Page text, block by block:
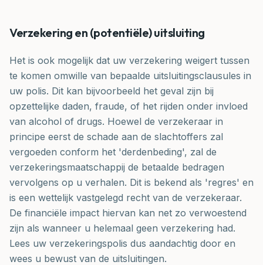
Verzekering en (potentiële) uitsluiting
Het is ook mogelijk dat uw verzekering weigert tussen
te komen omwille van bepaalde uitsluitingsclausules in
uw polis. Dit kan bijvoorbeeld het geval zijn bij
opzettelijke daden, fraude, of het rijden onder invloed
van alcohol of drugs. Hoewel de verzekeraar in
principe eerst de schade aan de slachtoffers zal
vergoeden conform het 'derdenbeding', zal de
verzekeringsmaatschappij de betaalde bedragen
vervolgens op u verhalen. Dit is bekend als 'regres' en
is een wettelijk vastgelegd recht van de verzekeraar.
De financiële impact hiervan kan net zo verwoestend
zijn als wanneer u helemaal geen verzekering had.
Lees uw verzekeringspolis dus aandachtig door en
wees u bewust van de uitsluitingen.